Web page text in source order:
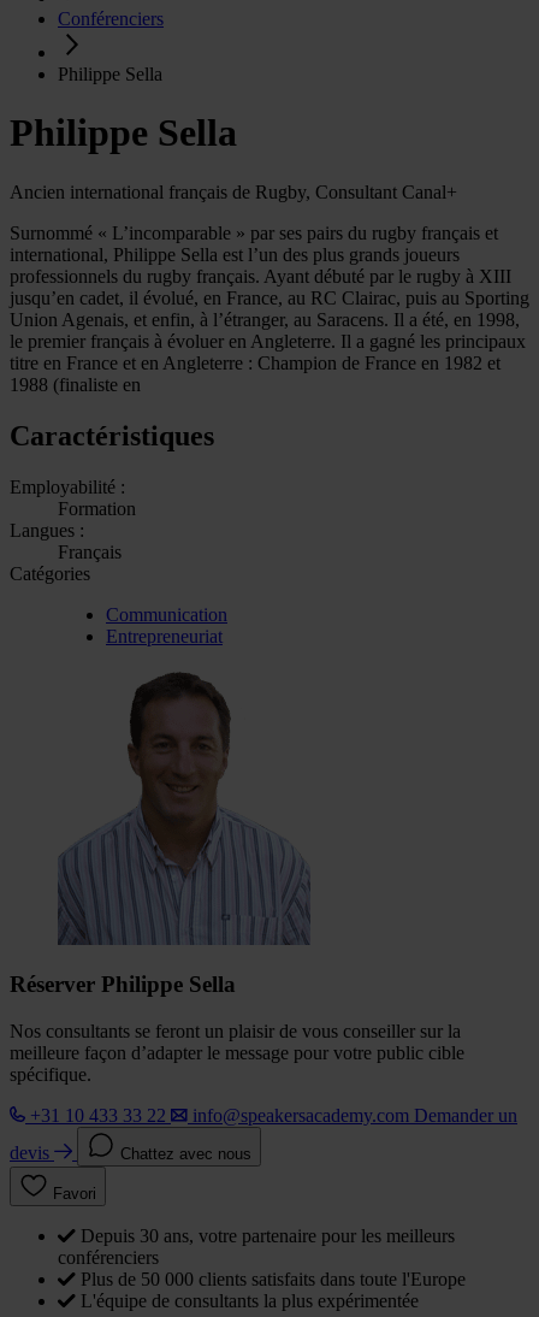
Conférenciers
Philippe Sella
Philippe Sella
Ancien international français de Rugby, Consultant Canal+
Surnommé « L’incomparable » par ses pairs du rugby français et
international, Philippe Sella est l’un des plus grands joueurs
professionnels du rugby français. Ayant débuté par le rugby à XIII
jusqu’en cadet, il évolué, en France, au RC Clairac, puis au Sporting
Union Agenais, et enfin, à l’étranger, au Saracens. Il a été, en 1998,
le premier français à évoluer en Angleterre. Il a gagné les principaux
titre en France et en Angleterre : Champion de France en 1982 et
1988 (finaliste en
Caractéristiques
Employabilité :
Formation
Langues :
Français
Catégories
Communication
Entrepreneuriat
Réserver Philippe Sella
Nos consultants se feront un plaisir de vous conseiller sur la
meilleure façon d’adapter le message pour votre public cible
spécifique.
+31 10 433 33 22
info@speakersacademy.com Demander un
devis
Chattez avec nous
Favori
Depuis 30 ans, votre partenaire pour les meilleurs
conférenciers
Plus de 50 000 clients satisfaits dans toute l'Europe
L'équipe de consultants la plus expérimentée